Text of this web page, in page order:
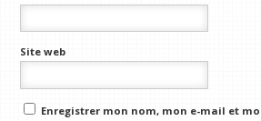
Site web
Enregistrer mon nom, mon e-mail et